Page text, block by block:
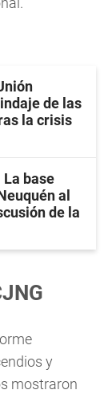
de las
la crisis
La base
al
de la
y
mostraron